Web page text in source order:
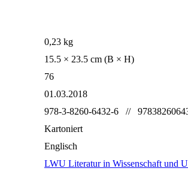
0,23 kg
15.5 × 23.5 cm (B × H)
76
01.03.2018
978-3-8260-6432-6 //
Kartoniert
Englisch
LWU Literatur in Wissenschaft und